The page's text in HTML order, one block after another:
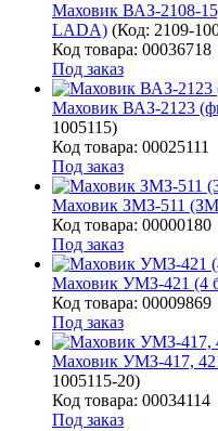
Маховик ВАЗ-2108-
LADA) (Код: 2109-
Код товара: 00036718
Под заказ
Маховик ВАЗ-2123
1005115)
Код товара: 00025111
Под заказ
Маховик ЗМЗ-511
Код товара: 00000180
Под заказ
Маховик УМЗ-421 (4
Код товара: 00009869
Под заказ
Маховик УМЗ-417,
1005115-20)
Код товара: 00034114
Под заказ